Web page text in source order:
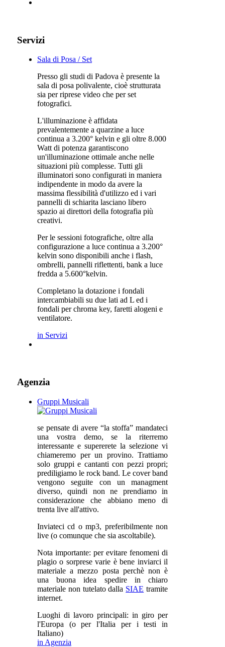
Servizi
Sala di Posa / Set
Presso gli studi di Padova è presente la
sala di posa polivalente, cioè strutturata
sia per riprese video che per set
fotografici.
L'illuminazione è affidata
prevalentemente a quarzine a luce
continua a 3.200° kelvin e gli oltre 8.000
Watt di potenza garantiscono
un'illuminazione ottimale anche nelle
situazioni più complesse. Tutti gli
illuminatori sono configurati in maniera
indipendente in modo da avere la
massima flessibilità d'utilizzo ed i vari
pannelli di schiarita lasciano libero
spazio ai direttori della fotografia più
creativi.
Per le sessioni fotografiche, oltre alla
configurazione a luce continua a 3.200°
kelvin sono disponibili anche i flash,
ombrelli, pannelli riflettenti, bank a luce
fredda a 5.600°kelvin.
Completano la dotazione i fondali
intercambiabili su due lati ad L ed i
fondali per chroma key, faretti alogeni e
ventilatore.
in Servizi
Agenzia
Gruppi Musicali
se pensate di avere “la stoffa” mandateci
una vostra demo, se la riterremo
interessante e supererete la selezione vi
chiameremo per un provino. Trattiamo
solo gruppi e cantanti con pezzi propri;
prediligiamo le rock band. Le cover band
vengono seguite con un managment
diverso, quindi non ne prendiamo in
considerazione che abbiano meno di
trenta live all'attivo.
Inviateci cd o mp3, preferibilmente non
live (o comunque che sia ascoltabile).
Nota importante: per evitare fenomeni di
plagio o sorprese varie è bene inviarci il
materiale a mezzo posta perchè non è
una buona idea spedire in chiaro
materiale non tutelato dalla SIAE tramite
internet.
Luoghi di lavoro principali: in giro per
l'Europa (o per l'Italia per i testi in
Italiano)
in Agenzia